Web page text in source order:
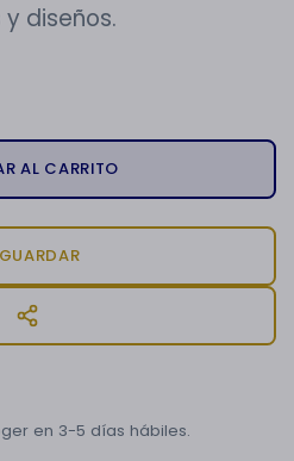
diseños.
AL CARRITO
en 3-5 días hábiles.